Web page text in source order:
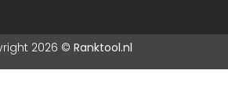
2026 © Ranktool.nl